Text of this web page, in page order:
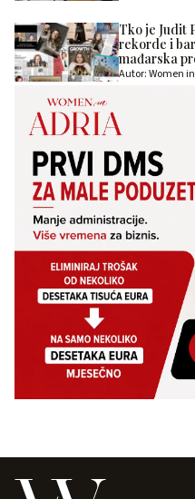
Tko je Judit
rekorde i
mađarska
Autor: Women